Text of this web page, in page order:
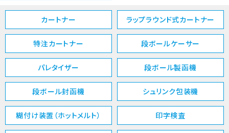
カートナー ラップラウンド式カートナー
特注カートナー 段ボールケーサー
パレタイザー 段ボール製函機
段ボール封函機 シュリンク包装機
糊付け装置（ホットメルト） 印字検査